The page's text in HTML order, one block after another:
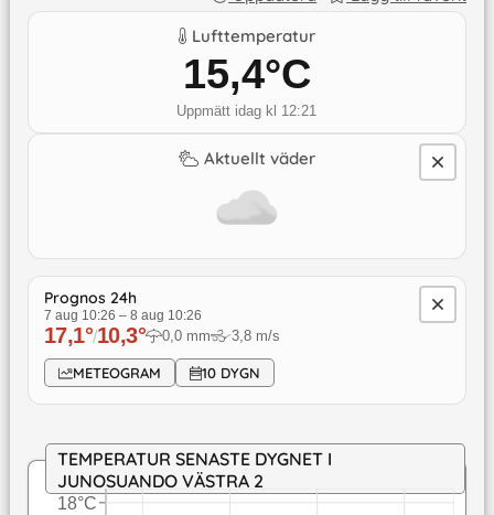
Lufttemperatur
15,4°C
Uppmätt idag kl 12:21
Aktuellt väder
Prognos 24h
7 aug 10:26 – 8 aug 10:26
17,1°/10,3° 0,0 mm ↓3,8 m/s
METEOGRAM 10 DYGN
TEMPERATUR SENASTE DYGNET I
JUNOSUANDO VÄSTRA 2
18°C